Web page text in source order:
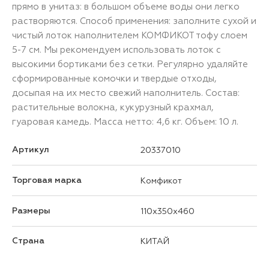
прямо в унитаз: в большом объеме воды они легко
растворяются. Способ применения: заполните сухой и
чистый лоток наполнителем КОМФИКОТ тофу слоем
5-7 см. Мы рекомендуем использовать лоток с
высокими бортиками без сетки. Регулярно удаляйте
сформированные комочки и твердые отходы,
досыпая на их место свежий наполнитель. Состав:
растительные волокна, кукурузный крахмал,
гуаровая камедь. Масса нетто: 4,6 кг. Объем: 10 л.
Артикул 20337010
Торговая марка Комфикот
Размеры 110x350x460
Страна КИТАЙ